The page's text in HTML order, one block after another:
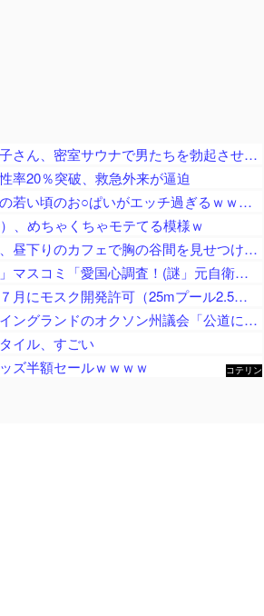
【画像】汗だく巨乳女子さん、密室サウナで男たちを勃起させてしまうｗｗｗｗｗｗ
率20％突破、救急外来が逼迫
【画像】熟女タレントの若い頃のお○ぱいがエッチ過ぎるｗｗｗｗｗ
、めちゃくちゃモテてる模様ｗ
【画像】稲場愛香さん、昼下りのカフェで胸の谷間を見せつける痴女っぷりを披露ｗ
日本「陸自情報部隊！」マスコミ「愛国心調査！(謎」元自衛隊員「対外情報部門の現地情報隊が調査(実在する人物か不明な証言」朝霞駐屯地「火災発生(因果関係不明」→
神奈川県藤沢市、去年７月にモスク開発許可（25mプール2.5個分くらいのサイズ） → 反対署名3万人超、藤沢市議会にモスク反対の請願・陳情が40件以上 → 市議会、すべて否決
【国旗掲揚禁止令】英イングランドのオクソン州議会「公道にイングランド旗・英国旗の掲揚を禁止」の方針、英高等裁判所も支持
イル、すごい
ズ半額セールｗｗｗｗ
コテリン